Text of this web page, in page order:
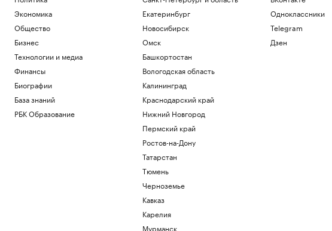
Экономика
Общество
Бизнес
Технологии и медиа
Финансы
Биографии
База знаний
РБК Образование
Екатеринбург
Новосибирск
Омск
Башкортостан
Вологодская область
Калининград
Краснодарский край
Нижний Новгород
Пермский край
Ростов-на-Дону
Татарстан
Тюмень
Черноземье
Кавказ
Карелия
Мурманск
Одноклассники
Telegram
Дзен